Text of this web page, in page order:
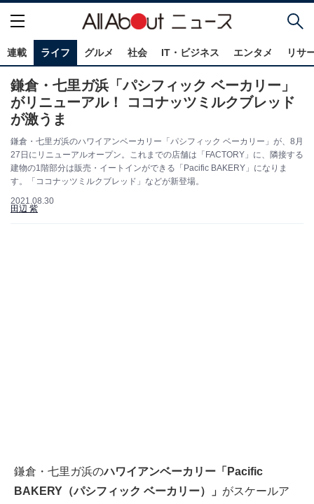
連載 ライフ グルメ 社会 IT・ビジネス エンタメ リサ
鎌倉・七里ガ浜「パシフィック ベーカリー」
がリニューアル！ ココナッツミルクブレッド
が激うま
鎌倉・七里ガ浜のハワイアンベーカリー「パシフィック ベーカリー」が、8月
27日にリニューアルオープン。これまでの店舗は「FACTORY」に、隣接する
建物の1階部分は販売・イートインができる「Pacific BAKERY」になりま
す。「ココナッツミルクブレッド」などが新登場。
2021.08.30
田辺 紫
鎌倉・七里ガ浜のハワイアンベーカリー「Pacific
BAKERY（パシフィック ベーカリー）」 がスケールア